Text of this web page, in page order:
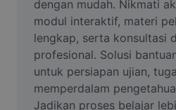
AI People Remover
AI Inpainting
Face Cutout
dengan mudah. Nikmati
modul interaktif, materi
lengkap, serta konsultasi
profesional. Solusi
untuk persiapan ujian,
memperdalam
Jadikan proses belajar